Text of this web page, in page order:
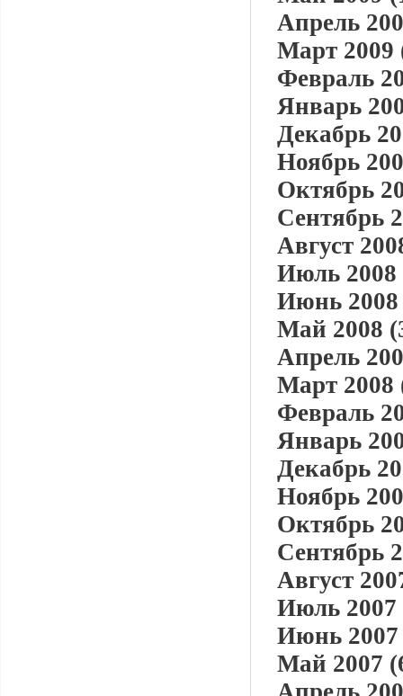
Апрель
Март 2009
Февраль
Январь
Декабрь
Ноябрь
Октябрь
Сентябрь
Август
Июль 2008
Июнь 2008
Май 2008
Апрель
Март 2008
Февраль
Январь
Декабрь
Ноябрь
Октябрь
Сентябрь
Август
Июль 2007
Июнь 2007
Май 2007